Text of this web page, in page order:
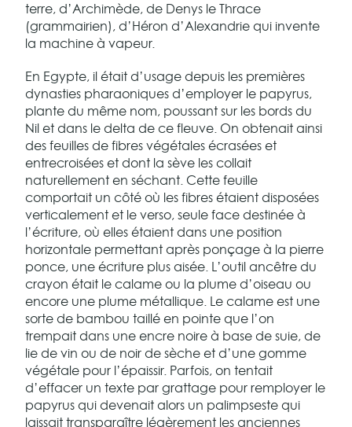
terre, d’Archimède, de Denys le Thrace
(grammairien), d’Héron d’Alexandrie qui invente
la machine à vapeur.
En Egypte, il était d’usage depuis les premières
dynasties pharaoniques d’employer le papyrus,
plante du même nom, poussant sur les bords du
Nil et dans le delta de ce fleuve. On obtenait ainsi
des feuilles de fibres végétales écrasées et
entrecroisées et dont la sève les collait
naturellement en séchant. Cette feuille
comportait un côté où les fibres étaient disposées
verticalement et le verso, seule face destinée à
l’écriture, où elles étaient dans une position
horizontale permettant après ponçage à la pierre
ponce, une écriture plus aisée. L’outil ancêtre du
crayon était le calame ou la plume d’oiseau ou
encore une plume métallique. Le calame est une
sorte de bambou taillé en pointe que l’on
trempait dans une encre noire à base de suie, de
lie de vin ou de noir de sèche et d’une gomme
végétale pour l’épaissir. Parfois, on tentait
d’effacer un texte par grattage pour remployer le
papyrus qui devenait alors un palimpseste qui
laissait transparaître légèrement les anciennes